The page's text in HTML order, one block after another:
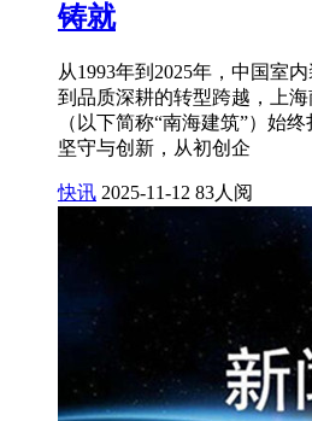
铸就
从1993年到2025年，中国室
到品质深耕的转型跨越，上
（以下简称“南海建筑”）始
坚守与创新，从初创企
快讯 2025-11-12 83人阅